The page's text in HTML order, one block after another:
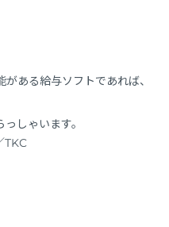
ある給与ソフトであれば、
しゃいます。
TKC